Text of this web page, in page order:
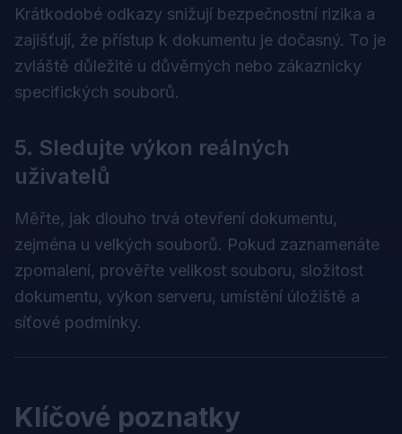
Krátkodobé odkazy snižují bezpečnostní rizika a
zajišťují, že přístup k dokumentu je dočasný. To je
zvláště důležité u důvěrných nebo zákaznicky
specifických souborů.
5. Sledujte výkon reálných
uživatelů
Měřte, jak dlouho trvá otevření dokumentu,
zejména u velkých souborů. Pokud zaznamenáte
zpomalení, prověřte velikost souboru, složitost
dokumentu, výkon serveru, umístění úložiště a
síťové podmínky.
Klíčové poznatky